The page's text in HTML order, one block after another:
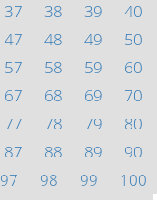
37 38 39
40
47 48 49
50
57 58 59
60
67 68 69
70
77 78 79
80
87 88 89
90
97 98 99
100